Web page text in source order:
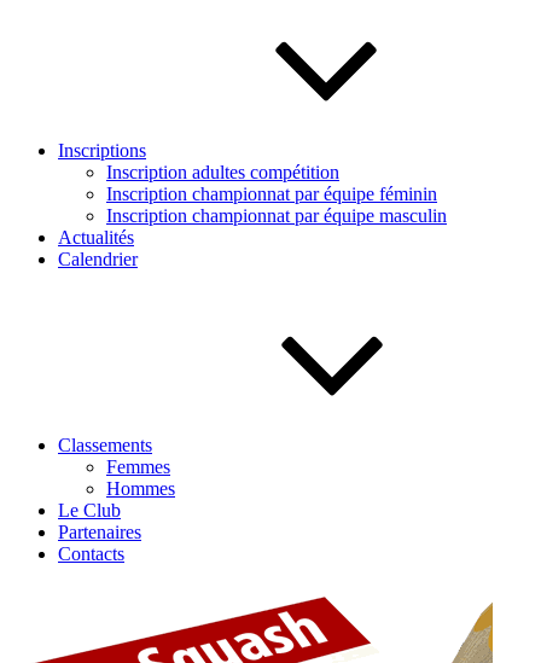
Inscriptions
Inscription adultes compétition
Inscription championnat par équipe féminin
Inscription championnat par équipe masculin
Actualités
Calendrier
Classements
Femmes
Hommes
Le Club
Partenaires
Contacts